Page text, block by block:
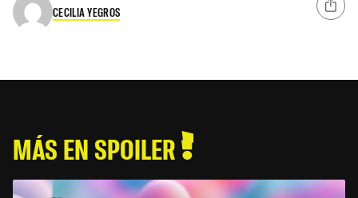
CECILIA YEGROS
MÁS EN SPOILER